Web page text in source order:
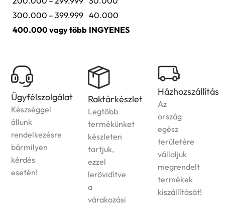
300.000 – 399.999 40.000
400.000 vagy több INGYENES
Ügyfélszolgálat
Készséggel
állunk
rendelkezésre
bármilyen
kérdés
esetén!
Raktárkészlet
Legtöbb
termékünket
készleten
tartjuk,
ezzel
lerövidítve
a
várakozási
Házhozszállítás
Az
ország
egész
területére
vállaljuk
megrendelt
termékek
kiszállítását!